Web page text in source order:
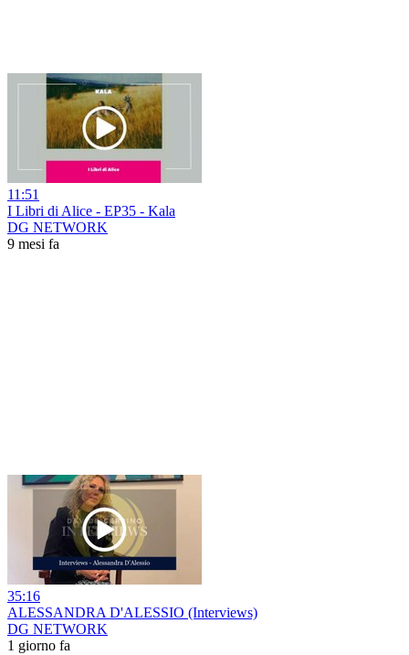
11:51
I Libri di Alice - EP35 - Kala
DG NETWORK
9 mesi fa
35:16
ALESSANDRA D'ALESSIO (Interviews)
DG NETWORK
1 giorno fa